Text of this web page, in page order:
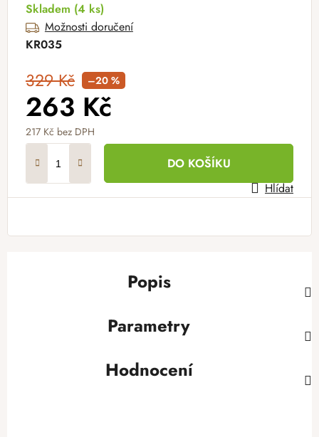
Skladem (4 ks)
Možnosti doručení
KR035
329 Kč –20 %
263 Kč
217 Kč bez DPH
DO KOŠÍKU
Hlídat
Popis
Parametry
Hodnocení